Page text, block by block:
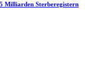
Milliarden Sterberegistern